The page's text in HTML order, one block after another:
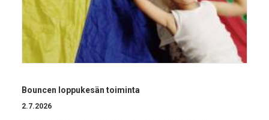
Bouncen loppukesän toiminta
2.7.2026